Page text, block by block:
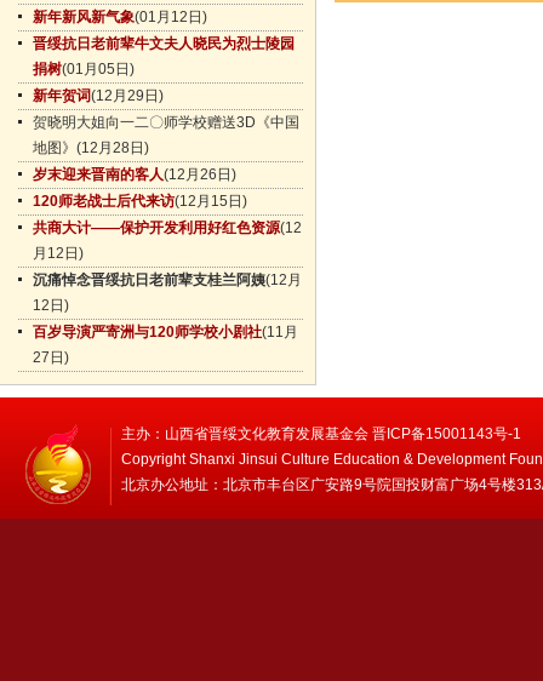
新年新风新气象(01月12日)
晋绥抗日老前辈牛文夫人晓民为烈士陵园
捐树(01月05日)
新年贺词(12月29日)
贺晓明大姐向一二〇师学校赠送3D《中国
地图》 (12月28日)
岁末迎来晋南的客人(12月26日)
120师老战士后代来访(12月15日)
共商大计——保护开发利用好红色资源(12
月12日)
沉痛悼念晋绥抗日老前辈支桂兰阿姨(12月
12日)
百岁导演严寄洲与120师学校小剧社(11月
27日)
主办：山西省晋绥文化教育发展基金会 晋ICP备15001143号-1
Copyright Shanxi Jinsui Culture Education & Development
北京办公地址：北京市丰台区广安路9号院国投财富广场4号楼